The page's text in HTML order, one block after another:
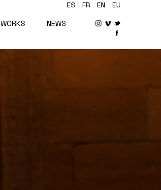
WORKS NEWS
ES FR EN EU